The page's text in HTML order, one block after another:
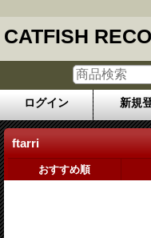
CATFISH
ログイン 新規
ftarri
おすすめ順